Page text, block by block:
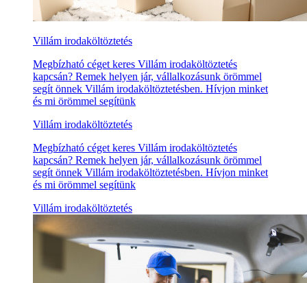
Villám irodaköltöztetés
Megbízható céget keres Villám irodaköltöztetés
kapcsán? Remek helyen jár, vállalkozásunk örömmel
segít önnek Villám irodaköltöztetésben. Hívjon minket
és mi örömmel segítünk
Villám irodaköltöztetés
Megbízható céget keres Villám irodaköltöztetés
kapcsán? Remek helyen jár, vállalkozásunk örömmel
segít önnek Villám irodaköltöztetésben. Hívjon minket
és mi örömmel segítünk
Villám irodaköltöztetés